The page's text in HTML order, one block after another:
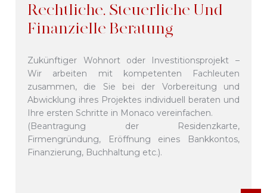
Rechtliche, Steuerliche Und
Finanzielle Beratung
Zukünftiger Wohnort oder Investitionsprojekt –
Wir arbeiten mit kompetenten Fachleuten
zusammen, die Sie bei der Vorbereitung und
Abwicklung ihres Projektes individuell beraten und
Ihre ersten Schritte in Monaco vereinfachen.
(Beantragung der Residenzkarte,
Firmengründung, Eröffnung eines Bankkontos,
Finanzierung, Buchhaltung etc.).